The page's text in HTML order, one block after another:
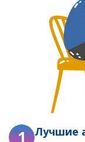
1 Лучшие